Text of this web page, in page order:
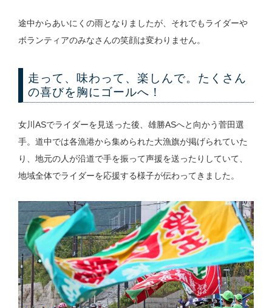
途中からあいにくの雨となりましたが、それでもライダーや
ボランティアのみなさんの笑顔は変わりません。
走って、味わって、楽しんで。たくさん
の喜びを胸にゴールへ！
女川ASでライダーを見送った後、雄勝ASへと向かう菅田選
手。道中では各漁港から集められた大漁旗が掲げられていた
り、地元の人が沿道で手を振って声援を送ったりしていて、
地域全体でライダーを応援する様子が伝わってきました。